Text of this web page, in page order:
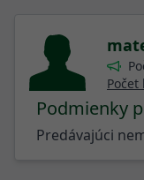
Podmienky
Predávajúci